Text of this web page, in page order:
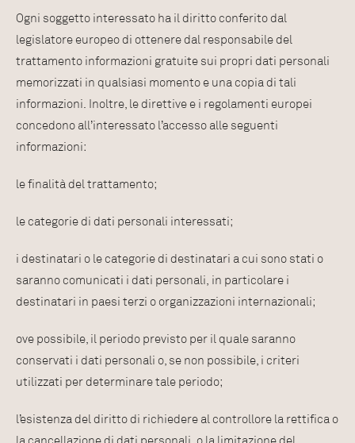
Ogni soggetto interessato ha il diritto conferito dal
legislatore europeo di ottenere dal responsabile del
trattamento informazioni gratuite sui propri dati personali
memorizzati in qualsiasi momento e una copia di tali
informazioni. Inoltre, le direttive e i regolamenti europei
concedono all’interessato l’accesso alle seguenti
informazioni:
le finalità del trattamento;
le categorie di dati personali interessati;
i destinatari o le categorie di destinatari a cui sono stati o
saranno comunicati i dati personali, in particolare i
destinatari in paesi terzi o organizzazioni internazionali;
ove possibile, il periodo previsto per il quale saranno
conservati i dati personali o, se non possibile, i criteri
utilizzati per determinare tale periodo;
l’esistenza del diritto di richiedere al controllore la rettifica o